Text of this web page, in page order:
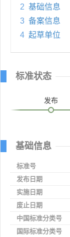
2 基础信息
3 备案信息
4 起草单位
标准状态
发布
基础信息
标准号
发布日期
实施日期
废止日期
中国标准分类号
国际标准分类号